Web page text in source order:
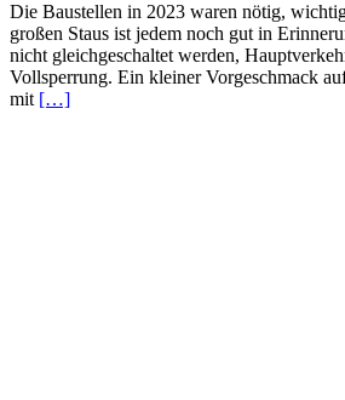
Die Baustellen in 2023 waren nötig,
großen Staus ist jedem noch gut in
nicht gleichgeschaltet werden,
Vollsperrung. Ein kleiner Vorgeschmack
mit […]